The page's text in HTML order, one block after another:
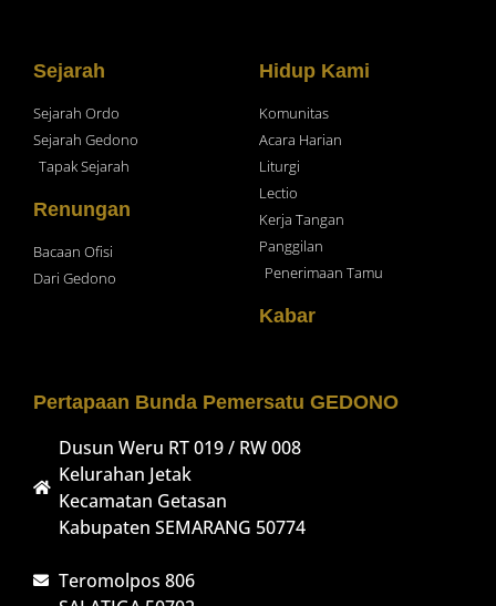
Sejarah
Sejarah Ordo
Sejarah Gedono
Tapak Sejarah
Renungan
Bacaan Ofisi
Dari Gedono
Hidup Kami
Komunitas
Acara Harian
Liturgi
Lectio
Kerja Tangan
Panggilan
Penerimaan Tamu
Kabar
Pertapaan Bunda Pemersatu GEDONO
Dusun Weru RT 019 / RW 008
Kelurahan Jetak
Kecamatan Getasan
Kabupaten SEMARANG 50774
Teromolpos 806